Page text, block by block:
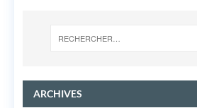
ARCHIVES